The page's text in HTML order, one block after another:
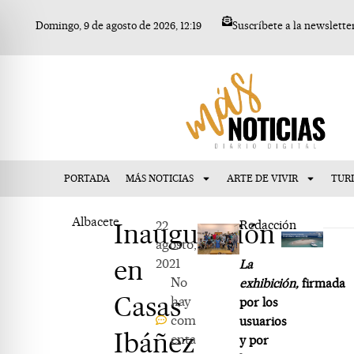
Domingo, 9 de agosto de 2026, 12:19 Suscríbete a la
PORTADA MÁS NOTICIAS ARTE DE VIVIR
AlbaceteInauguración
en
Casas
Ibáñez
22
agosto,
2021
No
hay
com
enta
Redacción
La
exhibición, firmada
por los
usuarios
y por